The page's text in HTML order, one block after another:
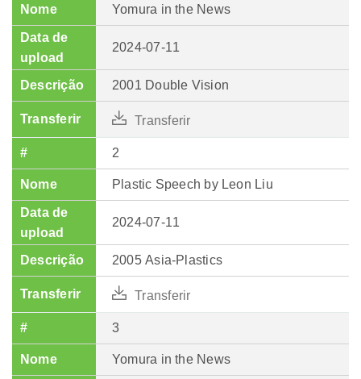
Yomura in the News
2024-07-11
2001 Double Vision
Transferir
2
Plastic Speech by Leon Liu
2024-07-11
2005 Asia-Plastics
Transferir
3
Yomura in the News